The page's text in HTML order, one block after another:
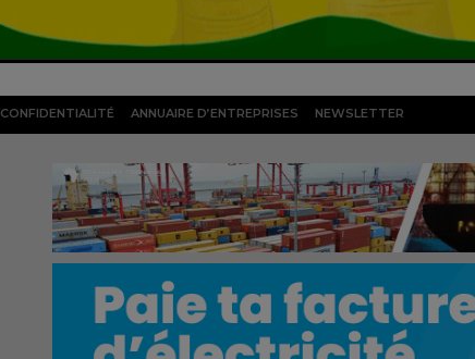
CONFIDENTIALITÉ ANNUAIRE D’ENTREPRISES NEWSLETTER